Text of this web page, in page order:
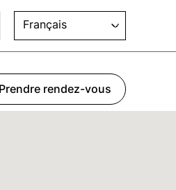
Français
Prendre rendez-vous